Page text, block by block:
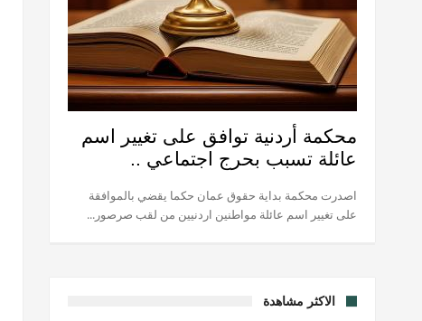
محكمة أردنية توافق على تغيير اسم
عائلة تسبب بحرج اجتماعي ..
اصدرت محكمة بداية حقوق عمان حكما يقضي بالموافقة
على تغيير اسم عائلة مواطنين اردنيين من لقب صرصور...
الاكثر مشاهدة